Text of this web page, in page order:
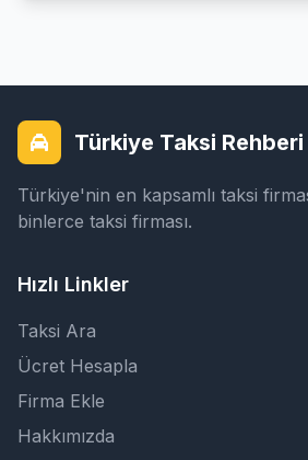
Türkiye Taksi Rehberi
Türkiye'nin en kapsamlı taksi
binlerce taksi firması.
Hızlı Linkler
Taksi Ara
Ücret Hesapla
Firma Ekle
Hakkımızda